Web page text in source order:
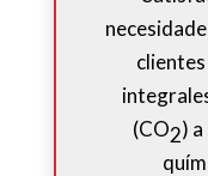
(CO2)